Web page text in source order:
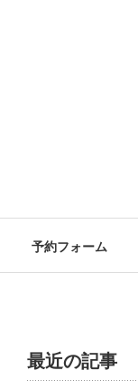
予約フォーム
最近の記事